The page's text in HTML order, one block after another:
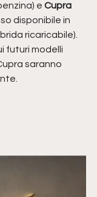
e Cupra
disponibile in
ricaricabile).
futuri modelli
saranno